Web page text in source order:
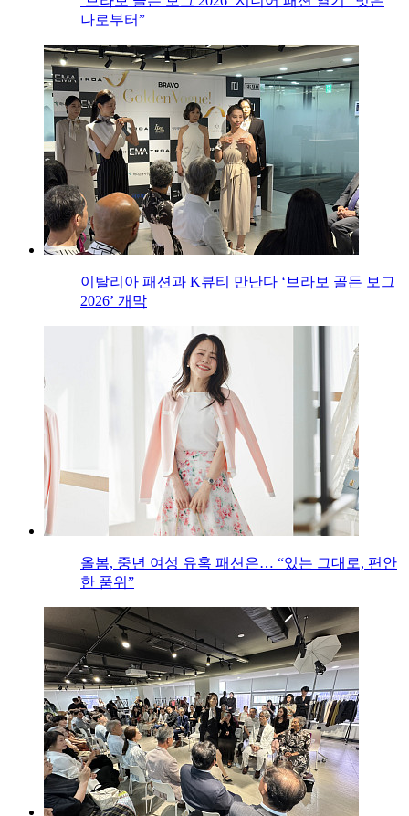
나로부터”
이탈리아 패션과 K뷰티 만난다 ‘브라보 골든 보그
2026’ 개막
올봄, 중년 여성 유혹 패션은… “있는 그대로, 편안
한 품위”